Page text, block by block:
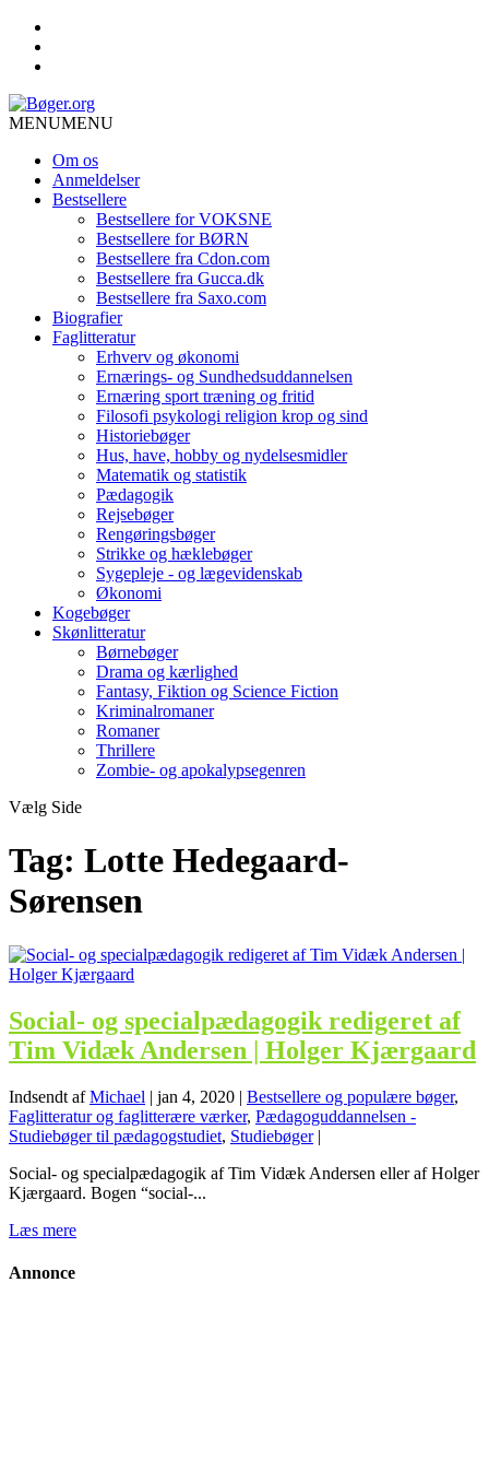
MENUMENU
Om os
Anmeldelser
Bestsellere
Bestsellere for VOKSNE
Bestsellere for BØRN
Bestsellere fra Cdon.com
Bestsellere fra Gucca.dk
Bestsellere fra Saxo.com
Biografier
Faglitteratur
Erhverv og økonomi
Ernærings- og Sundhedsuddannelsen
Ernæring sport træning og fritid
Filosofi psykologi religion krop og sind
Historiebøger
Hus, have, hobby og nydelsesmidler
Matematik og statistik
Pædagogik
Rejsebøger
Rengøringsbøger
Strikke og hæklebøger
Sygepleje - og lægevidenskab
Økonomi
Kogebøger
Skønlitteratur
Børnebøger
Drama og kærlighed
Fantasy, Fiktion og Science Fiction
Kriminalromaner
Romaner
Thrillere
Zombie- og apokalypsegenren
Vælg Side
Tag: Lotte Hedegaard-
Sørensen
Social- og specialpædagogik redigeret af
Tim Vidæk Andersen | Holger Kjærgaard
Indsendt afMichael | jan 4, 2020 | Bestsellere og populære bøger,
Faglitteratur og faglitterære værker, Pædagoguddannelsen -
Studiebøger til pædagogstudiet, Studiebøger|
Social- og specialpædagogik af Tim Vidæk Andersen eller af Holger
Kjærgaard. Bogen “social-...
Læs mere
Annonce